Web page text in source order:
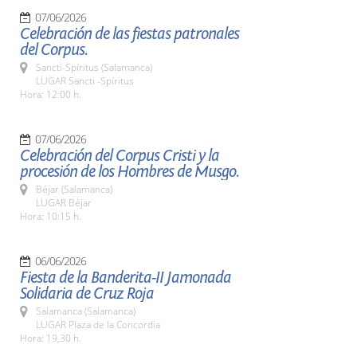
07/06/2026
Celebración de las fiestas patronales
del Corpus.
Sancti-Spíritus (Salamanca)
LUGAR Sancti -Spíritus
Hora: 12:00 h.
07/06/2026
Celebración del Corpus Cristi y la
procesión de los Hombres de Musgo.
Béjar (Salamanca)
LUGAR Béjar
Hora: 10:15 h.
06/06/2026
Fiesta de la Banderita-II Jamonada
Solidaria de Cruz Roja
Salamanca (Salamanca)
LUGAR Plaza de la Concordia
Hora: 19,30 h.